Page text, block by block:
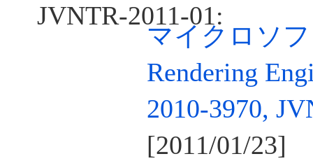
JVNTR-2011-01:
マイクロソフ
Rendering
2010-3970,
[2011/01/23]